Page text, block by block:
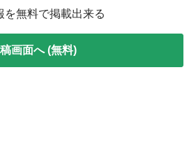
を無料で掲載出来る
画面へ (無料)